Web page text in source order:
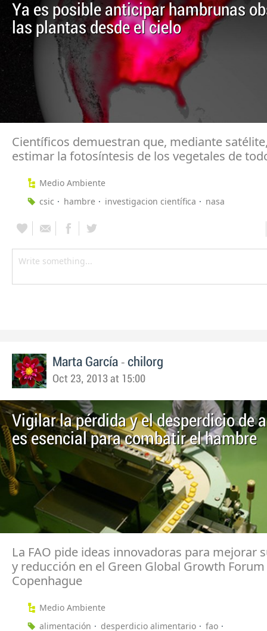
Ya es posible anticipar hambrunas
las plantas desde el cielo
Científicos demuestran que, mediante
estimar la fotosíntesis de los vegetales de
Medio Ambiente
csic
hambre investigacion científica nasa
Marta García - chilorg
Oct 23, 2013 at 15:00
Vigilar la pérdida y el desperdicio de
es esencial para combatir el hambre
La FAO pide ideas innovadoras para mejorar
y reducción en el Green Global Growth
Copenhague
Medio Ambiente
alimentación
desperdicio alimentario
fao